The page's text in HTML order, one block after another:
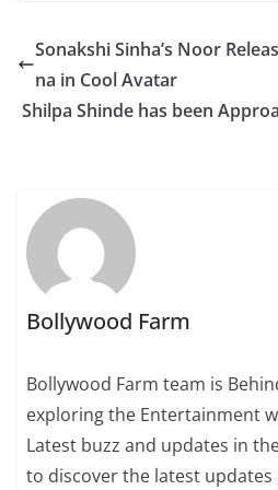
Sonakshi Sinha’s Noor
na in Cool Avatar
Shilpa Shinde has been
Bollywood Farm
Bollywood Farm team is
exploring the Entertainment
Latest buzz and updates in
to discover the latest